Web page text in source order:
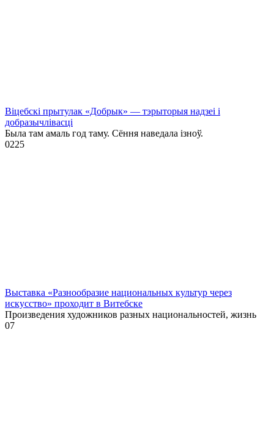
Віцебскі прытулак «‎Добрык»‎ — тэрыторыя надзеі і
добразычлівасці
Была там амаль год таму. Сёння наведала ізноў.
0225
Выставка «Разнообразие национальных культур через
искусство» проходит в Витебске
Произведения художников разных национальностей, жизнь
07